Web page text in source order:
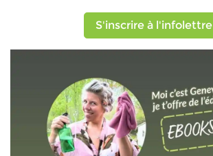
S'inscrire à l'infolettre